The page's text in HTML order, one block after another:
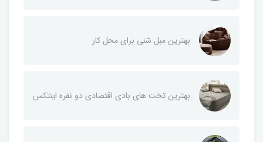
بهترین مبل شنی برای محل کار
بهترین تخت های بادی اقتصادی دو نفره اینتکس